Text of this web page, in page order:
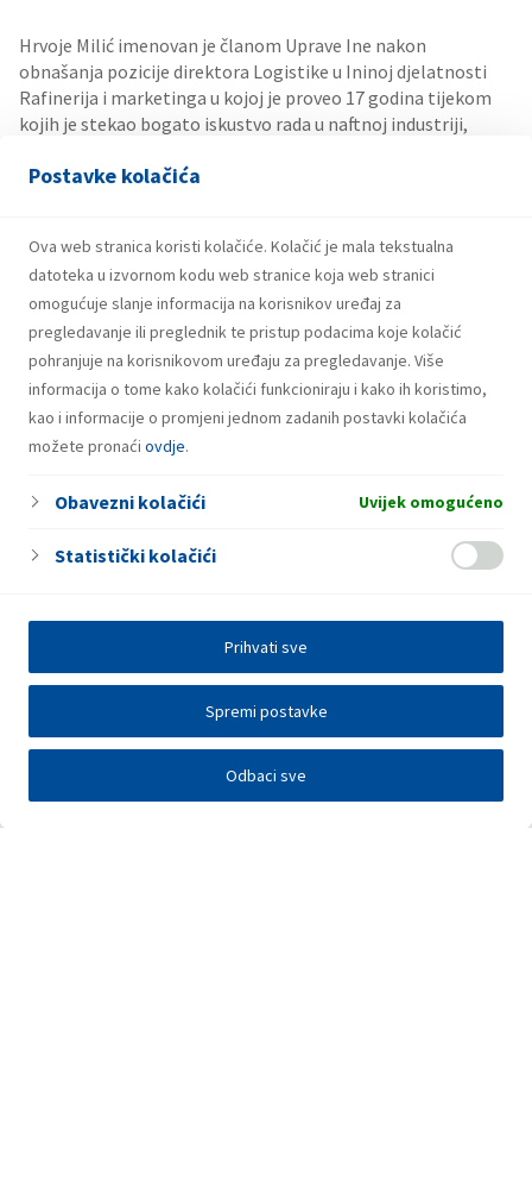
Postavke kolačića
Ova web stranica koristi kolačiće. Kolačić je mala tekstualna
datoteka u izvornom kodu web stranice koja web stranici
omogućuje slanje informacija na korisnikov uređaj za
pregledavanje ili preglednik te pristup podacima koje kolačić
pohranjuje na korisnikovom uređaju za pregledavanje. Više
informacija o tome kako kolačići funkcioniraju i kako ih koristimo,
kao i informacije o promjeni jednom zadanih postavki kolačića
možete pronaći ovdje.
Obavezni kolačići Uvijek omogućeno
Statistički kolačići
Odbaci sve
Spremi postavke
Prihvati sve
Hrvoje Milić imenovan je članom Uprave Ine nakon
obnašanja pozicije direktora Logistike u Ininoj djelatnosti
Rafinerija i marketinga u kojoj je proveo 17 godina tijekom
kojih je stekao bogato iskustvo rada u naftnoj industriji,
ostalim, obnašao je dužnosti direktora 18 Ininih terminala i
poslijediplomski specijalistički studij Upravljanje kvalitetom
te MBA iz Poslovnog upravljanja na poslovnoj školi Cotrugli
u Zagrebu.